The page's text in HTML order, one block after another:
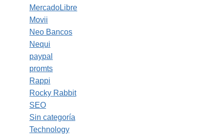
MercadoLibre
Movii
Neo Bancos
Nequi
paypal
promts
Rappi
Rocky Rabbit
SEO
Sin categoría
Technology